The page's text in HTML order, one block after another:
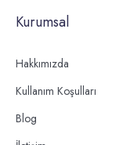
Kurumsal
Hakkımızda
Kullanım Koşulları
Blog